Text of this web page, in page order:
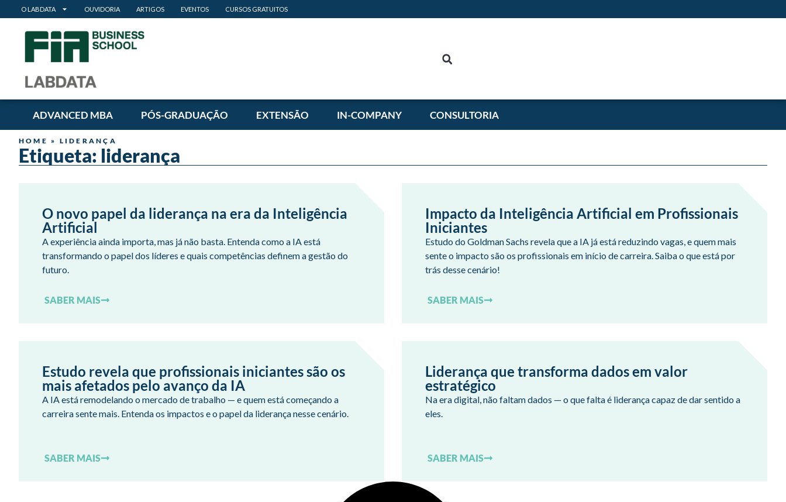
O LABDATA OUVIDORIA ARTIGOS EVENTOS CURSOS GRATUITOS
ADVANCED MBA PÓS-GRADUAÇÃO EXTENSÃO IN-COMPANY CONSULTORIA
HOME » LIDERANÇA
Etiqueta: liderança
O novo papel da liderança na era da Inteligência
Artificial
A experiência ainda importa, mas já não basta. Entenda como a IA está
transformando o papel dos líderes e quais competências definem a gestão do
futuro.
SABER MAIS
Impacto da Inteligência Artificial em Profissionais
Iniciantes
Estudo do Goldman Sachs revela que a IA já está reduzindo vagas, e quem mais
sente o impacto são os profissionais em início de carreira. Saiba o que está por
trás desse cenário!
SABER MAIS
Estudo revela que profissionais iniciantes são os
mais afetados pelo avanço da IA
A IA está remodelando o mercado de trabalho — e quem está começando a
carreira sente mais. Entenda os impactos e o papel da liderança nesse cenário.
SABER MAIS
Liderança que transforma dados em valor
estratégico
Na era digital, não faltam dados — o que falta é liderança capaz de dar sentido a
eles.
SABER MAIS